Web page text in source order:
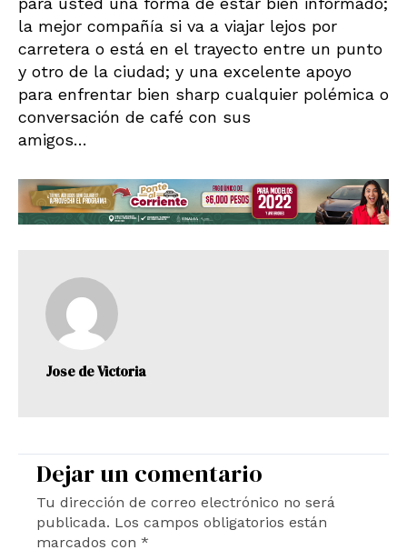
la mejor compañía si va a viajar lejos por
carretera o está en el trayecto entre un punto
y otro de la ciudad; y una excelente apoyo
para enfrentar bien sharp cualquier polémica o
conversación de café con sus
amigos…
Jose de Victoria
Dejar un comentario
Tu dirección de correo electrónico no será
publicada. Los campos obligatorios están
marcados con *